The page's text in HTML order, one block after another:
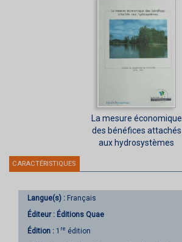
La mesure économique
des bénéfices attachés
aux hydrosystèmes
CARACTÉRISTIQUES
Langue(s) : Français
Éditeur : Éditions Quae
Édition : 1 re édition